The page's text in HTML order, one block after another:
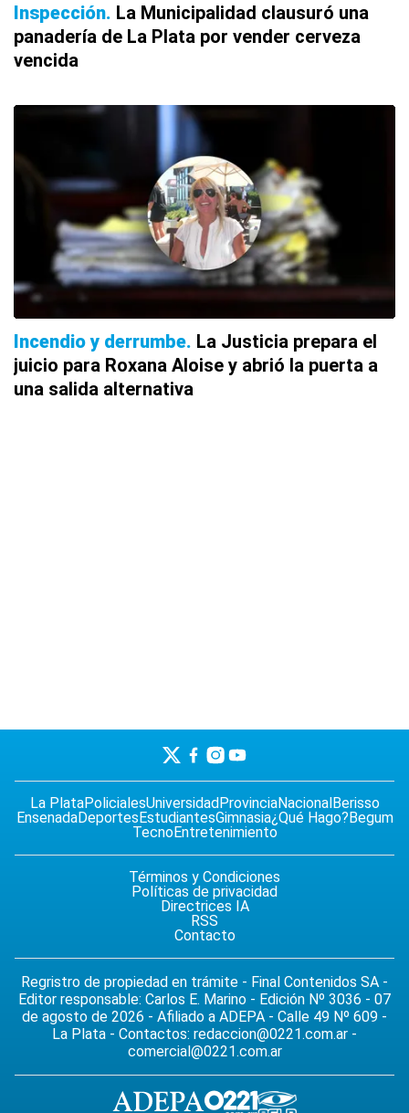
Inspección La Municipalidad clausuró una
panadería de La Plata por vender cerveza
vencida
Incendio y derrumbe La Justicia prepara el
juicio para Roxana Aloise y abrió la puerta a
una salida alternativa
La PlataPolicialesUniversidad ProvinciaNacional Berisso
EnsenadaDeportes EstudiantesGimnasia¿Qué Hago? Begum
TecnoEntretenimiento
Términos y Condiciones
Políticas de privacidad
Directrices IA
RSS
Contacto
Regristro de propiedad en trámite - Final Contenidos SA -
Editor responsable: Carlos E. Marino - Edición Nº 3036 - 07
de agosto de 2026 - Afiliado a ADEPA - Calle 49 Nº 609 -
La Plata - Contactos: redaccion@0221.com.ar -
comercial@0221.com.ar